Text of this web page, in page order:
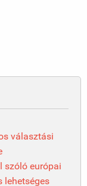
választási
szóló európai
lehetséges